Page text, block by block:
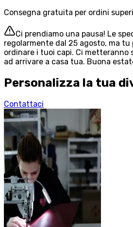
Consegna gratuita per ordini
Ci prendiamo una pausa! Le
regolarmente dal 25 agosto, ma
ordinare i tuoi capi. Ci metteranno
ad arrivare a casa tua. Buona
Personalizza la tua
Contattaci